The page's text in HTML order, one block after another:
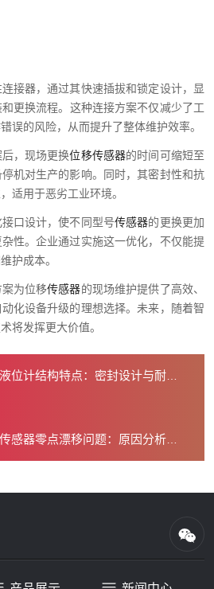
接器，通过其快速插拔和锁定设计，显
更换流程。这种连接方案不仅减少了工
误的风险，从而提升了整体维护效率。
，现场更换位移传感器的时间可缩短至
机对生产的影响。同时，其密封性和抗
适用于恶劣工业环境。
口设计，使不同型号传感器的更换更加
性。企业通过实施这一优化，不仅能提
护成本。
为位移传感器的现场维护提供了高效、
化设备升级的理想选择。未来，随着智
将发挥更大价值。
计结构特点：密封设计与耐压能力分析
器零点漂移问题：原因分析与解决措施